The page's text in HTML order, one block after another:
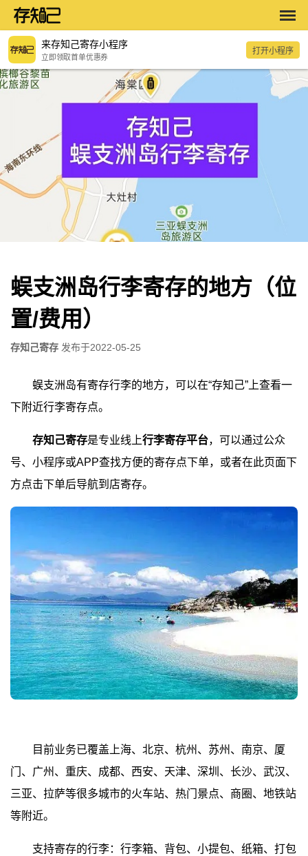
来存知己寄存小程序
立即领取首单优惠券
打开小程序
蜈支洲岛行李寄存的地方（位
置/费用）
存知己寄存 发布于2022-05-25
蜈支洲岛有寄存行李的地方，可以在“存知己”上查看一
下附近行李寄存点。
存知己寄存是专业线上行李寄存平台，可以通过公众
号、小程序或APP查找方便的寄存点下单，或者在此页面下
方点击下单后导航到店寄存。
目前业务已覆盖上海、北京、杭州、苏州、南京、厦
门、广州、重庆、成都、西安、天津、深圳、长沙、武汉、
三亚、拉萨等很多城市的火车站、热门景点、商圈、地铁站
等附近。
支持寄存的行李：行李箱、背包、小提包、纸箱、打包